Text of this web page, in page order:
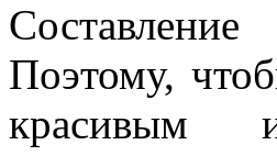
Поэтому,
красивым